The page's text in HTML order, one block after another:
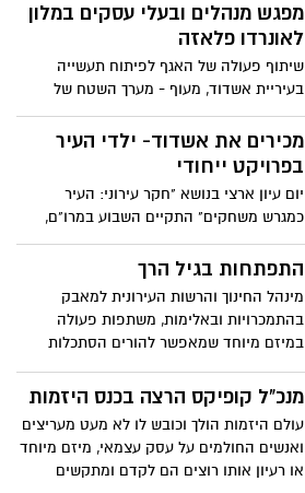
כנפו נשאו דברים. השניים דברו על מפעלי
העלייה לארץ ישראל, במיוחד על רקע אירוע
הטרור בפריז והטרגדיה שפקדה את הקהילה
היהודית בצרפת והתהודה הרבה שמהדהדת
הדגישו את החשיבות שכל יהודי יראה במדינת
ישראל את ביתו ויפעל להגשים את חזון
העלייה לארץ ישראל.
מפגש מנהלים ובעלי עסקים במלון
לאונרדו פלאזה
שיתוף פעולה של האגף לפיתוח תעשייה
בעיריית אשדוד, מעוף - מערך השטח של
הסוכנות לעסקים קטנים ובינוניים ושירות
התעסוקה, הניב מפגש ייחודי במסגרתו נחשפו
המנהלים לשירותים, הטבות וכלי סיוע שונים
שיש לגופים אלו להציע במטרה לקדם ולחזק
עסקים בעיר
מכירים את אשדוד- ילדי העיר
בפרויקט ייחודי
יום עיון ארצי בנושא "חקר עירוני: העיר
כמגרש משחקים" התקיים השבוע במרו"ם,
מרכז העשרה יומי לתלמידים מחוננים
ומצטיינים ע"ש מיכל חיים ז"ל בעיר אשדוד.
העיון, נהנו מפעילות מחשבתית ויצירת
אפליקציה שתסייע להם ללמוד על עירם
התפתחות בגיל הרך
מינהל החינוך והרשות העירונית למאבק
בהתמכרויות ובאלימות, משתפות פעולה
במיזם מיוחד שמאפשר להורים הסתכלות
בילדיהם עוד בגיל הרך, ומתן כלים בידיהם
להתמודדות טובה יותר עם היותם הורים.
המיזם כולל סדרה של הרצאות שמתקיימות
במרכז להורות משמעותית, עם אנשי מקצוע,
וההרצאה הראשונה שהתקיימה השבוע
מנכ"ל קופיקס הרצה בכנס היזמות
עולם היזמות הולך וכובש לו לא מעט מעריצים
ואנשים החולמים על עסק עצמאי, מיזם מיוחד
או רעיון אותו רוצים הם לקדם ומתקשים